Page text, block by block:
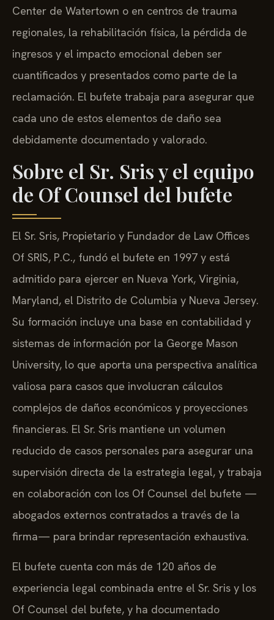
Center de Watertown o en centros de trauma
regionales, la rehabilitación física, la pérdida de
ingresos y el impacto emocional deben ser
cuantificados y presentados como parte de la
reclamación. El bufete trabaja para asegurar que
cada uno de estos elementos de daño sea
debidamente documentado y valorado.
Sobre el Sr. Sris y el equipo
de Of Counsel del bufete
El Sr. Sris, Propietario y Fundador de Law Offices
Of SRIS, P.C., fundó el bufete en 1997 y está
admitido para ejercer en Nueva York, Virginia,
Maryland, el Distrito de Columbia y Nueva Jersey.
Su formación incluye una base en contabilidad y
sistemas de información por la George Mason
University, lo que aporta una perspectiva analítica
valiosa para casos que involucran cálculos
complejos de daños económicos y proyecciones
financieras. El Sr. Sris mantiene un volumen
reducido de casos personales para asegurar una
supervisión directa de la estrategia legal, y trabaja
en colaboración con los Of Counsel del bufete —
abogados externos contratados a través de la
firma— para brindar representación exhaustiva.
El bufete cuenta con más de 120 años de
experiencia legal combinada entre el Sr. Sris y los
Of Counsel del bufete, y ha documentado